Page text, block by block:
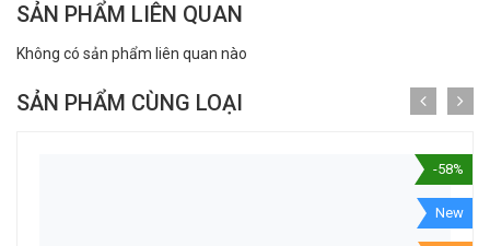
SẢN PHẨM LIÊN QUAN
Không có sản phẩm liên quan nào
SẢN PHẨM CÙNG LOẠI
-58%
New